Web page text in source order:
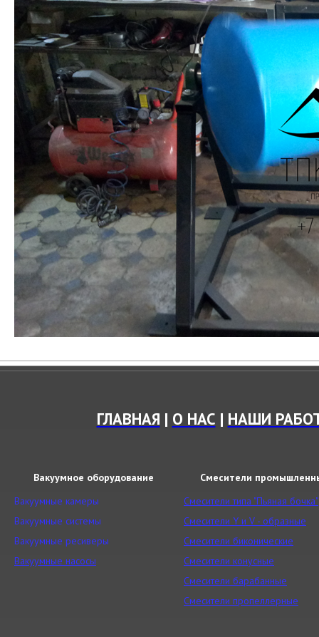
ГЛАВНАЯ | О НАС | НАШИ
Вакуумное оборудование
Смесители
Вакуумные камеры
Вакуумные системы
Вакуумные ресиверы
Вакуумные насосы
Смесители типа "Пьяная бочка"
Смесители Y и V - образные
Смесители биконические
Смесители конусные
Смесители барабанные
Смесители пропеллерные